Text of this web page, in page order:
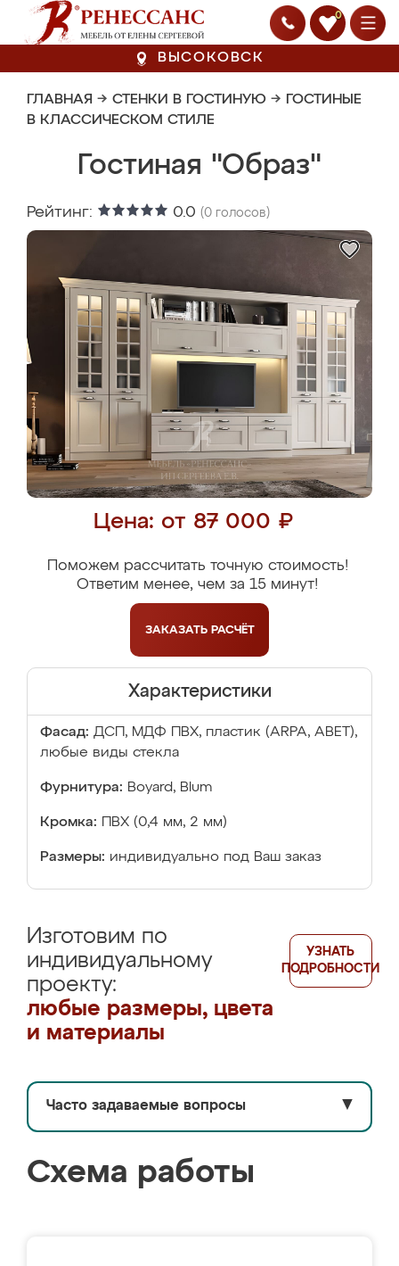
0
ВЫСОКОВСК
ГЛАВНАЯ → СТЕНКИ В ГОСТИНУЮ → ГОСТИНЫЕ
В КЛАССИЧЕСКОМ СТИЛЕ
Гостиная "Образ"
Рейтинг: 0.0 (0 голосов)
Цена: от 87 000 ₽
Поможем рассчитать точную стоимость!
Ответим менее, чем за 15 минут!
ЗАКАЗАТЬ РАСЧЁТ
Характеристики
Фасад: ДСП, МДФ ПВХ, пластик (ARPA, ABET),
любые виды стекла
Фурнитура: Boyard, Blum
Кромка: ПВХ (0,4 мм, 2 мм)
Размеры: индивидуально под Ваш заказ
Изготовим по
индивидуальному
проекту:
любые размеры, цвета
и материалы
УЗНАТЬ
ПОДРОБНОСТИ
Часто задаваемые вопросы ▼
Схема работы